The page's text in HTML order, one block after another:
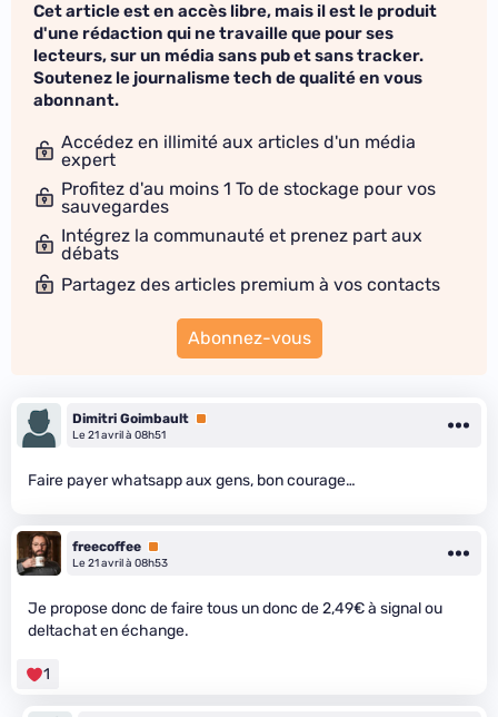
Cet article est en accès libre, mais il est le produit
d'une rédaction qui ne travaille que pour ses
lecteurs, sur un média sans pub et sans tracker.
Soutenez le journalisme tech de qualité en vous
abonnant.
Accédez en illimité aux articles d'un média
expert
Profitez d'au moins 1 To de stockage pour vos
sauvegardes
Intégrez la communauté et prenez part aux
débats
Partagez des articles premium à vos contacts
Abonnez-vous
Dimitri Goimbault Premium
Le 21 avril à 08h51
Faire payer whatsapp aux gens, bon courage…
freecoffee Premium
Le 21 avril à 08h53
Je propose donc de faire tous un donc de 2,49€ à signal ou
deltachat en échange.
1